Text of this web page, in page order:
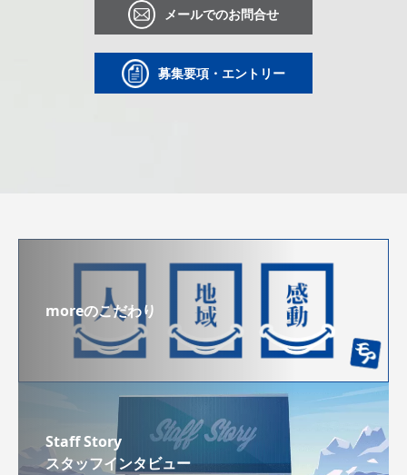
メールでのお問合せ
募集要項・エントリー
moreのこだわり
Staff Story
スタッフインタビュー